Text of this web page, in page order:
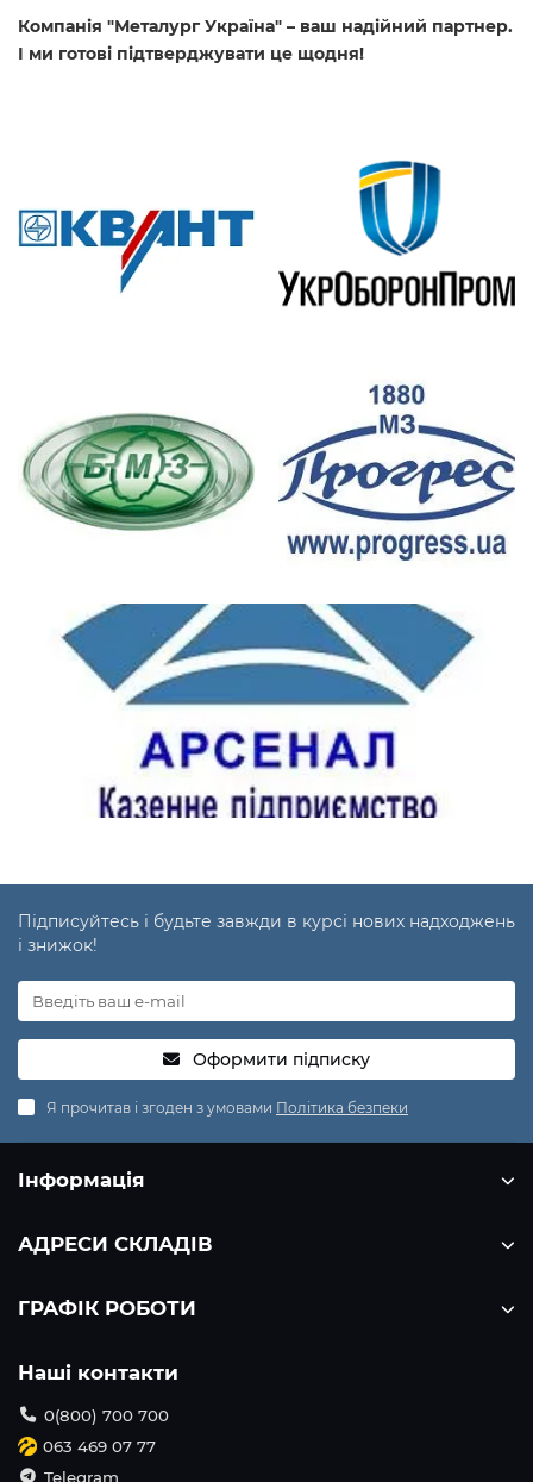
Компанія "Металург Україна" – ваш надійний партнер.
І ми готові підтверджувати це щодня!
Підписуйтесь і будьте завжди в курсі нових надходжень
і знижок!
Оформити підписку
Я прочитав і згоден з умовами Політика безпеки
Інформація
АДРЕСИ СКЛАДІВ
ГРАФІК РОБОТИ
Наші контакти
0(800) 700 700
063 469 07 77
Telegram